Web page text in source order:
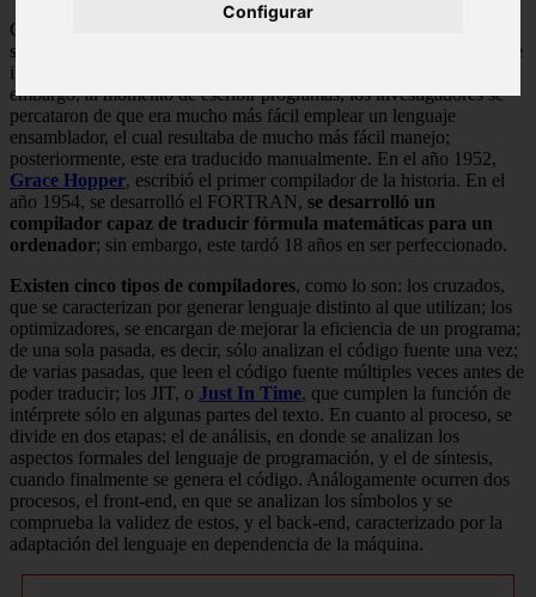
Configurar
Con la creación de la primera computadora digital, en el año 1946,
se inició el uso de unas serie de códigos numéricos consistentes, que
indicaban a los circuitos qué operaciones llevar a cabo. Sin
embargo, al momento de escribir programas, los investigadores se
percataron de que era mucho más fácil emplear un lenguaje
ensamblador, el cual resultaba de mucho más fácil manejo;
posteriormente, este era traducido manualmente. En el año 1952,
Grace Hopper, escribió el primer compilador de la historia. En el
año 1954, se desarrolló el FORTRAN, se desarrolló un
compilador capaz de traducir fórmula matemáticas para un
ordenador; sin embargo, este tardó 18 años en ser perfeccionado.
Existen cinco tipos de compiladores, como lo son: los cruzados,
que se caracterizan por generar lenguaje distinto al que utilizan; los
optimizadores, se encargan de mejorar la eficiencia de un programa;
de una sola pasada, es decir, sólo analizan el código fuente una vez;
de varias pasadas, que leen el código fuente múltiples veces antes de
poder traducir; los JIT, o Just In Time, que cumplen la función de
intérprete sólo en algunas partes del texto. En cuanto al proceso, se
divide en dos etapas: el de análisis, en donde se analizan los
aspectos formales del lenguaje de programación, y el de síntesis,
cuando finalmente se genera el código. Análogamente ocurren dos
procesos, el front-end, en que se analizan los símbolos y se
comprueba la validez de estos, y el back-end, caracterizado por la
adaptación del lenguaje en dependencia de la máquina.